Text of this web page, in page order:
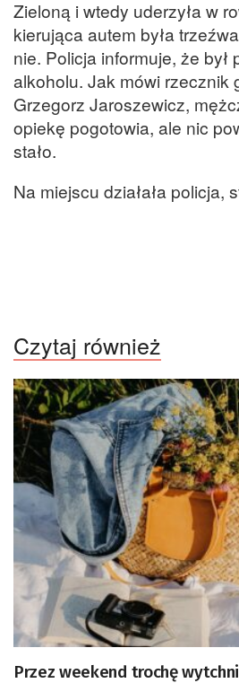
Zieloną i wtedy uderzyła w
kierująca autem była
nie. Policja informuje, że był
alkoholu. Jak mówi rzecznik
Grzegorz Jaroszewicz,
opiekę pogotowia, ale nic
stało.
Na miejscu działała policja,
Czytaj również
Przez weekend trochę